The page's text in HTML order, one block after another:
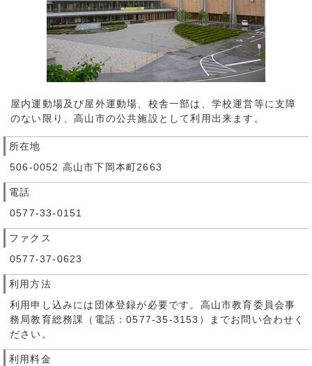
屋内運動場及び屋外運動場、校舎一部は、学校運営等に支障
のない限り、高山市の公共施設として利用出来ます。
所在地
506-0052 高山市下岡本町2663
電話
0577-33-0151
ファクス
0577-37-0623
利用方法
利用申し込みには団体登録が必要です。高山市教育委員会事
務局教育総務課（電話：0577-35-3153）までお問い合わせく
ださい。
利用料金